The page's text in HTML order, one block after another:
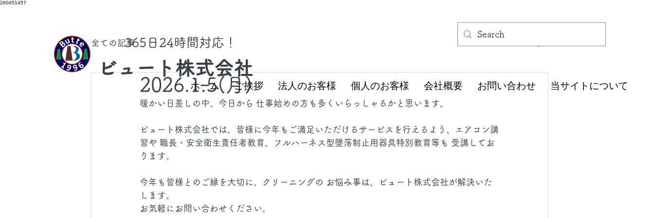
260451457
ビュート株式会社
​365日24時間対応！
ホーム ご挨拶 法人のお客様 個人のお客様 会社概要 お問い合わせ 当サイトについて
全ての記事
2026.1.5(月)
暖かい日差しの中、今日から 仕事始めの方も多くいらっしゃるかと思います。
ビュート株式会社では、皆様に今年もご満足いただけるサービスを行えるよう、エアコン講
習や 職長・安全衛生責任者教育、フルハーネス型墜落制止用器具特別教育等も 受講してお
ります。
今年も皆様とのご縁を大切に、クリーニングの お悩み事は、ビュート株式会社が解決いた
します。
お気軽にお問い合わせください。